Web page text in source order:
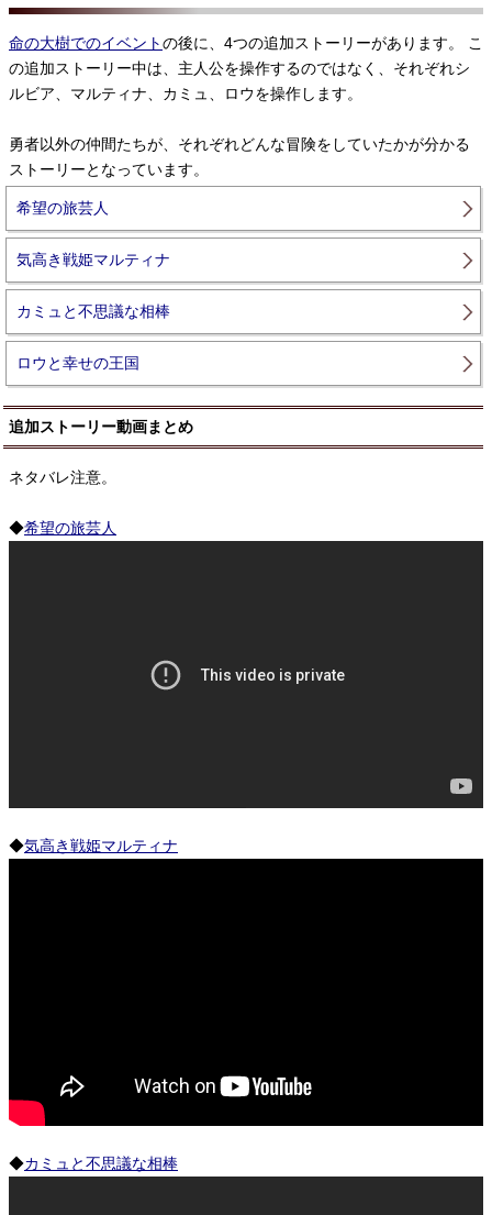
命の大樹でのイベントの後に、4つの追加ストーリーがあります。 こ
の追加ストーリー中は、主人公を操作するのではなく、それぞれシ
ルビア、マルティナ、カミュ、ロウを操作します。
勇者以外の仲間たちが、それぞれどんな冒険をしていたかが分かる
ストーリーとなっています。
希望の旅芸人
気高き戦姫マルティナ
カミュと不思議な相棒
ロウと幸せの王国
追加ストーリー動画まとめ
ネタバレ注意。
◆希望の旅芸人
◆気高き戦姫マルティナ
◆カミュと不思議な相棒